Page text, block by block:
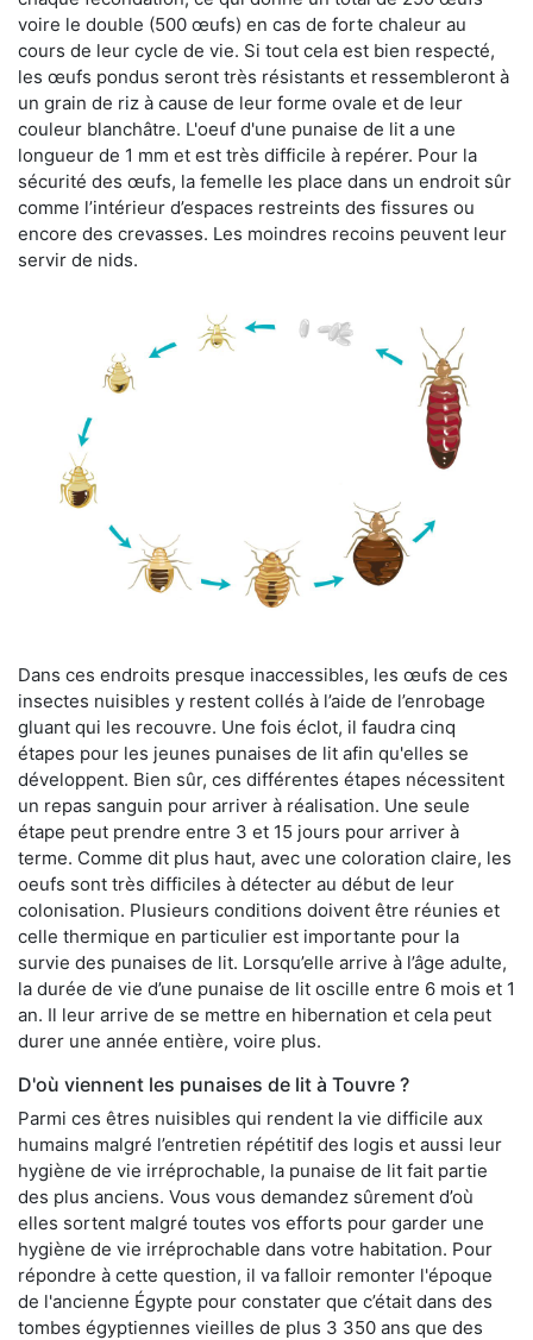
voire le double (500 œufs) en cas de forte chaleur au
cours de leur cycle de vie. Si tout cela est bien respecté,
les œufs pondus seront très résistants et ressembleront à
un grain de riz à cause de leur forme ovale et de leur
couleur blanchâtre. L'oeuf d'une punaise de lit a une
longueur de 1 mm et est très difficile à repérer. Pour la
sécurité des œufs, la femelle les place dans un endroit sûr
comme l’intérieur d’espaces restreints des fissures ou
encore des crevasses. Les moindres recoins peuvent leur
servir de nids.
Dans ces endroits presque inaccessibles, les œufs de ces
insectes nuisibles y restent collés à l’aide de l’enrobage
gluant qui les recouvre. Une fois éclot, il faudra cinq
étapes pour les jeunes punaises de lit afin qu'elles se
développent. Bien sûr, ces différentes étapes nécessitent
un repas sanguin pour arriver à réalisation. Une seule
étape peut prendre entre 3 et 15 jours pour arriver à
terme. Comme dit plus haut, avec une coloration claire, les
oeufs sont très difficiles à détecter au début de leur
colonisation. Plusieurs conditions doivent être réunies et
celle thermique en particulier est importante pour la
survie des punaises de lit. Lorsqu’elle arrive à l’âge adulte,
la durée de vie d’une punaise de lit oscille entre 6 mois et 1
an. Il leur arrive de se mettre en hibernation et cela peut
durer une année entière, voire plus.
D'où viennent les punaises de lit à Touvre ?
Parmi ces êtres nuisibles qui rendent la vie difficile aux
humains malgré l’entretien répétitif des logis et aussi leur
hygiène de vie irréprochable, la punaise de lit fait partie
des plus anciens. Vous vous demandez sûrement d’où
elles sortent malgré toutes vos efforts pour garder une
hygiène de vie irréprochable dans votre habitation. Pour
répondre à cette question, il va falloir remonter l'époque
de l'ancienne Égypte pour constater que c’était dans des
tombes égyptiennes vieilles de plus 3 350 ans que des